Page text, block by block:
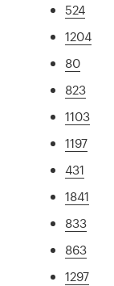
524
1204
80
823
1103
1197
431
1841
833
863
1297